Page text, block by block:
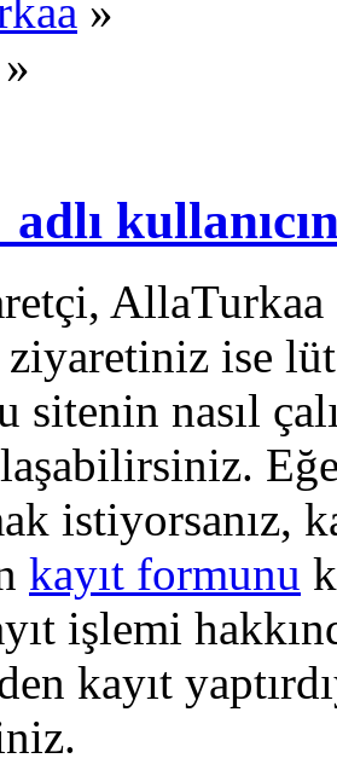
»
»
ise
sitenin nasıl
istiyorsanız,
kayıt formunu
işlemi
kayıt